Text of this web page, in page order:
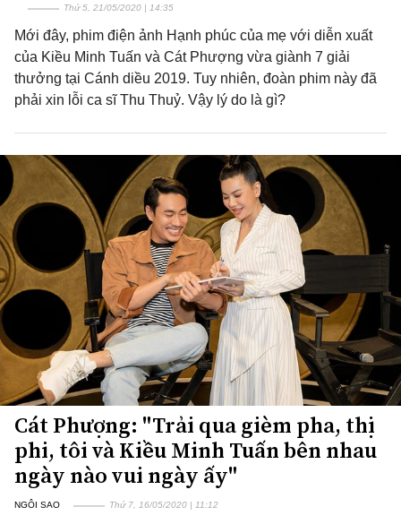
Thứ 5, 21/05/2020 | 14:35
Mới đây, phim điện ảnh Hạnh phúc của mẹ với diễn xuất
của Kiều Minh Tuấn và Cát Phượng vừa giành 7 giải
thưởng tại Cánh diều 2019. Tuy nhiên, đoàn phim này đã
phải xin lỗi ca sĩ Thu Thuỷ. Vậy lý do là gì?
Cát Phượng: "Trải qua gièm pha, thị
phi, tôi và Kiều Minh Tuấn bên nhau
ngày nào vui ngày ấy"
NGÔI SAO Thứ 7, 16/05/2020 | 11:12